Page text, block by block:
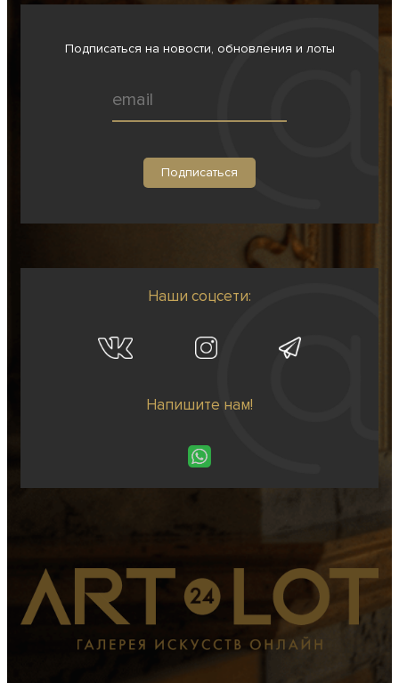
Подписаться на новости, обновления и лоты
Наши соцсети:
Напишите нам!